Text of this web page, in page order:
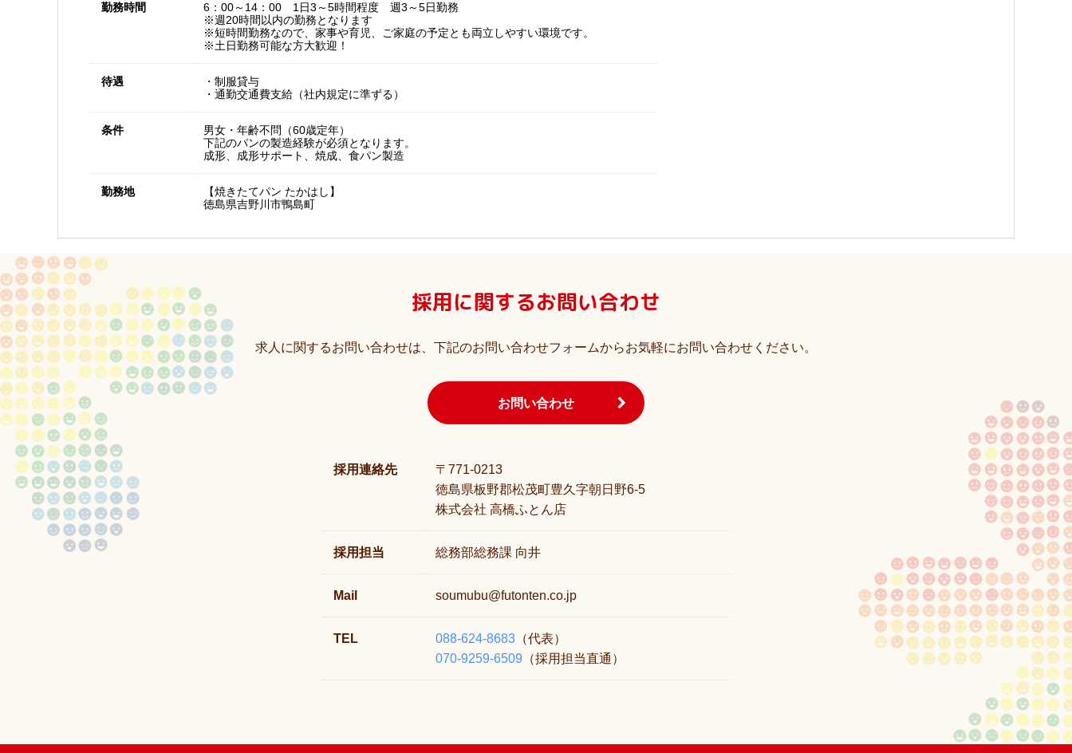
勤務時間
6：00～14：00 1日3～5時間程度 週3～5日勤務
※週20時間以内の勤務となります
※短時間勤務なので、家事や育児、ご家庭の予定とも両立しやすい環境です。
※土日勤務可能な方大歓迎！
待遇
・制服貸与
・通勤交通費支給（社内規定に準ずる）
条件
男女・年齢不問（60歳定年）
下記のパンの製造経験が必須となります。
成形、成形サポート、焼成、食パン製造
勤務地
【焼きたてパン たかはし】
徳島県吉野川市鴨島町
採用に関するお問い合わせ
求人に関するお問い合わせは、下記のお問い合わせフォームからお気軽にお問い合わせください。
お問い合わせ
採用連絡先
〒771-0213
徳島県板野郡松茂町豊久字朝日野6-5
株式会社 高橋ふとん店
採用担当 総務部総務課 向井
Mail soumubu@futonten.co.jp
TEL 088-624-8683 （代表）
070-9259-6509 （採用担当直通）